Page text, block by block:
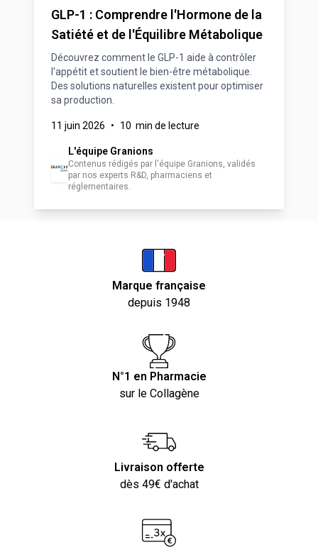
GLP-1 : Comprendre l'Hormone de la
Satiété et de l'Équilibre Métabolique
Découvrez comment le GLP-1 aide à contrôler
l'appétit et soutient le bien-être métabolique.
Des solutions naturelles existent pour optimiser
sa production.
11 juin 2026 • 10 min de lecture
L'équipe Granions
Contenus rédigés par l'équipe Granions, validés
par nos experts R&D, pharmaciens et
réglementaires.
Marque française
depuis 1948
N°1 en Pharmacie
sur le Collagène
Livraison offerte
dès 49€ d'achat